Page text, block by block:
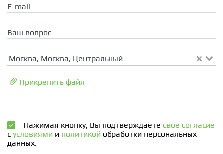
E-mail
Ваш вопрос
Москва, Москва, Центральный
Прикрепить файл
Нажимая кнопку, Вы подтверждаете свое согласие
с условиями и политикой обработки персональных
данных.